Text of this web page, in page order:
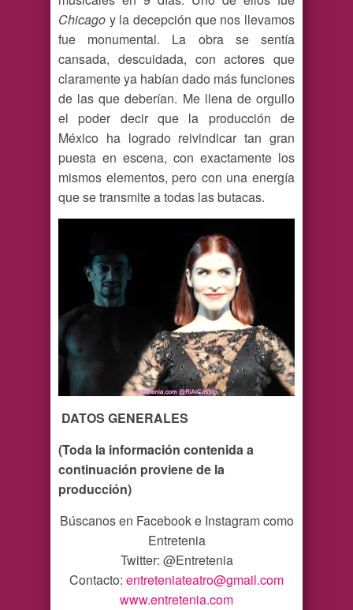
Chicago y la decepción que nos llevamos
fue monumental. La obra se sentía
cansada, descuidada, con actores que
claramente ya habían dado más funciones
de las que deberían. Me llena de orgullo
el poder decir que la producción de
México ha logrado reivindicar tan gran
puesta en escena, con exactamente los
mismos elementos, pero con una energía
que se transmite a todas las butacas.
DATOS GENERALES
(Toda la información contenida a
continuación proviene de la
producción)
Búscanos en Facebook e Instagram como
Entretenia
Twitter: @Entretenia
Contacto: entreteniateatro@gmail.com
www.entretenia.com